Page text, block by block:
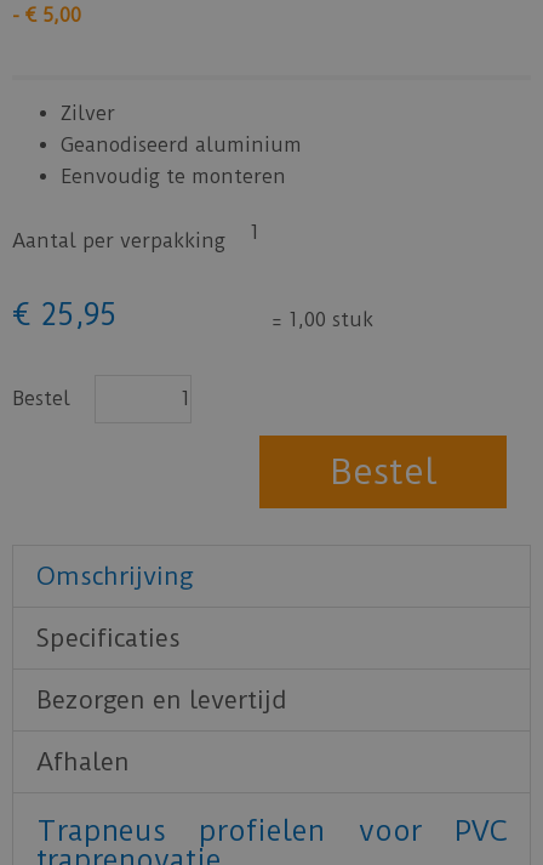
- € 5,00
Zilver
Geanodiseerd aluminium
Eenvoudig te monteren
Aantal per verpakking 1
€ 25 ,95 = 1,00 stuk
Bestel
Omschrijving
Specificaties
Bezorgen en levertijd
Afhalen
Trapneus profielen voor PVC